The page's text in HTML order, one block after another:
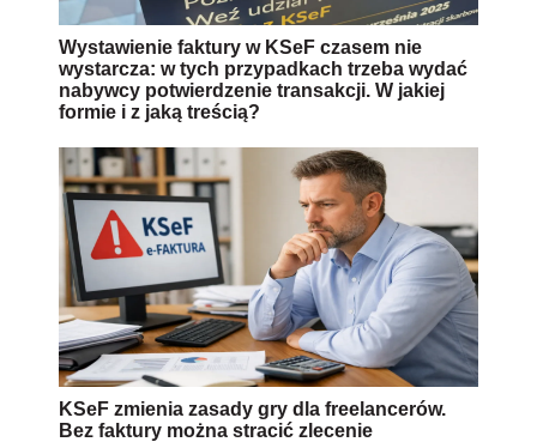
Wystawienie faktury w KSeF czasem nie
wystarcza: w tych przypadkach trzeba wydać
nabywcy potwierdzenie transakcji. W jakiej
formie i z jaką treścią?
KSeF zmienia zasady gry dla freelancerów.
Bez faktury można stracić zlecenie